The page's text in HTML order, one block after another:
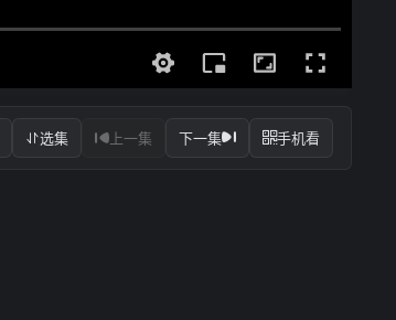
选集 上一集 下一集 手机看